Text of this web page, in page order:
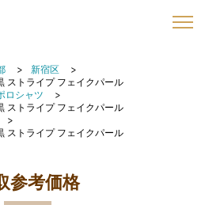
新宿区
ストライプ フェイクパール
ロシャツ
ストライプ フェイクパール
ストライプ フェイクパール
参考価格